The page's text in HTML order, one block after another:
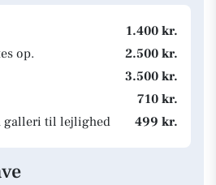
1.400 kr.
op.
2.500 kr.
3.500 kr.
710 kr.
galleri til lejlighed
499 kr.